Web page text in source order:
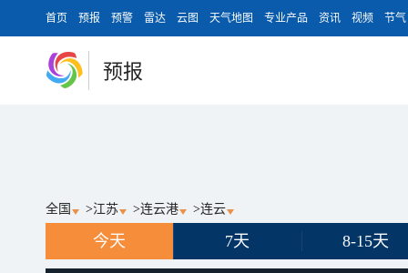
首页 预报 预警 雷达 云图 天气地图 专业产品 资讯 视频 节气
预报
全国 >江苏 >连云港 >连云
今天 7天 8-15天